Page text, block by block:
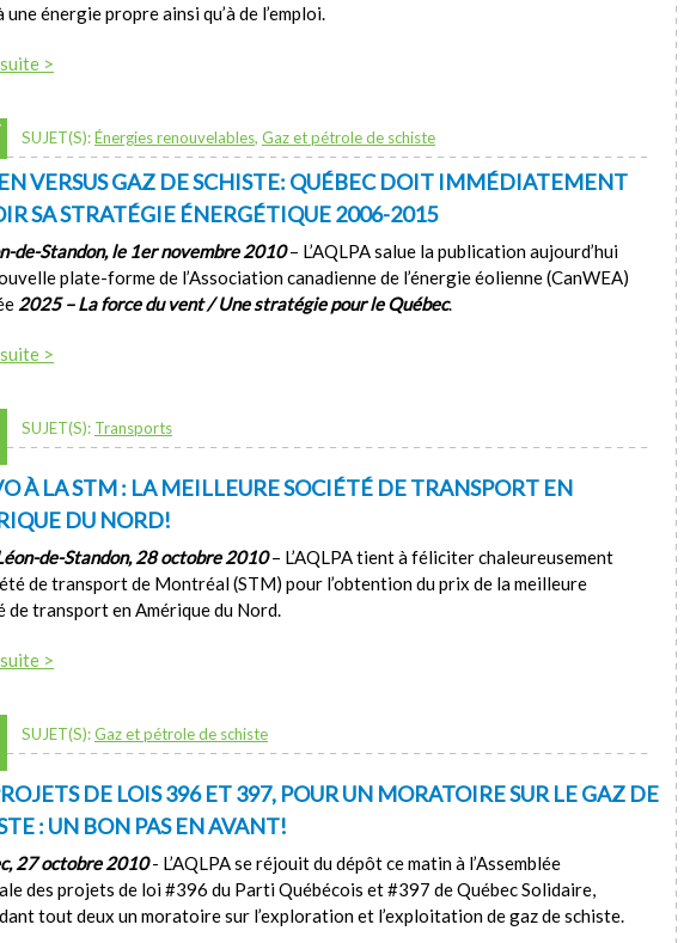
une énergie propre ainsi qu’à de l’emploi.
>
SUJET(S):Énergies renouvelables, Gaz et pétrole de schiste
VERSUS GAZ DE SCHISTE: QUÉBEC DOIT IMMÉDIATEMENT
SA STRATÉGIE ÉNERGÉTIQUE 2006-2015
de-Standon, le 1er novembre 2010– L’AQLPA salue la publication aujourd’hui
plate-forme de l’Association canadienne de l’énergie éolienne (CanWEA)
2025 – La force du vent / Une stratégie pour le Québec.
>
SUJET(S): Transports
À LA STM : LA MEILLEURE SOCIÉTÉ DE TRANSPORT EN
DU NORD!
de-Standon, 28 octobre 2010– L’AQLPA tient à féliciter chaleureusement
de transport de Montréal (STM) pour l’obtention du prix de la meilleure
de transport en Amérique du Nord.
>
SUJET(S):Gaz et pétrole de schiste
DE LOIS 396 ET 397, POUR UN MORATOIRE SUR LE GAZ DE
: UN BON PAS EN AVANT!
27 octobre 2010- L’AQLPA se réjouit du dépôt ce matin à l’Assemblée
des projets de loi #396 du Parti Québécois et #397 de Québec Solidaire,
tout deux un moratoire sur l’exploration et l’exploitation de gaz de schiste.